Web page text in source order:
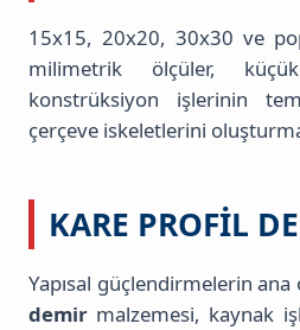
15x15, 20x20, 30x30 ve
milimetrik ölçüler,
konstrüksiyon işlerinin
çerçeve iskeletlerini
KARE PROFIL
Yapısal güçlendirmelerin ana
demir malzemesi, kaynak